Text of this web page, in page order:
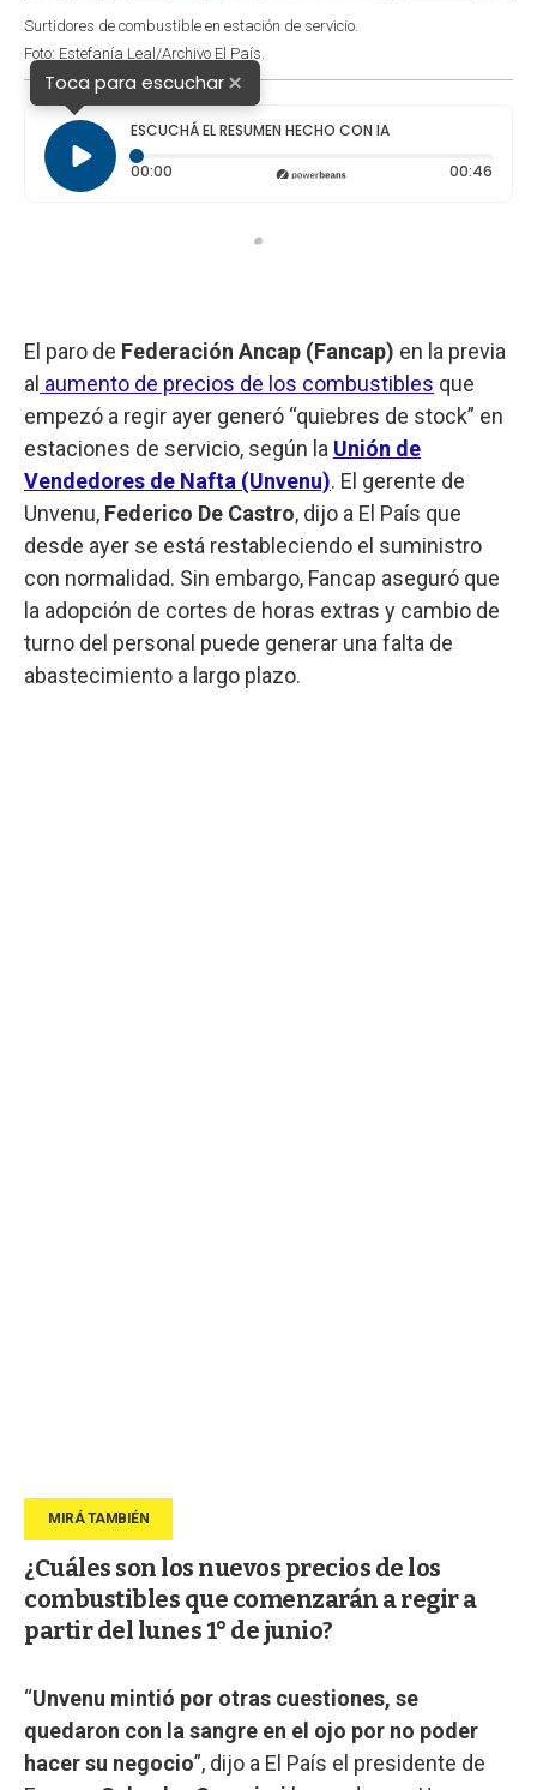
Surtidores de combustible en estación de servicio.
Foto: Estefanía Leal/Archivo El País.
Toca para escuchar×
ESCUCHÁ EL RESUMEN HECHO CON IA
00:00 Tiempo transcurrido: 0 segundos 00:46
El paro de Federación Ancap (Fancap) en la previa
al aumento de precios de los combustibles que
empezó a regir ayer generó “quiebres de stock” en
estaciones de servicio, según la Unión de
Vendedores de Nafta (Unvenu). El gerente de
Unvenu, Federico De Castro, dijo a El País que
desde ayer se está restableciendo el suministro
con normalidad. Sin embargo, Fancap aseguró que
la adopción de cortes de horas extras y cambio de
turno del personal puede generar una falta de
abastecimiento a largo plazo.
¿Cuáles son los nuevos precios de los
combustibles que comenzarán a regir a
partir del lunes 1° de junio?
“Unvenu mintió por otras cuestiones, se
quedaron con la sangre en el ojo por no poder
hacer su negocio”, dijo a El País el presidente de